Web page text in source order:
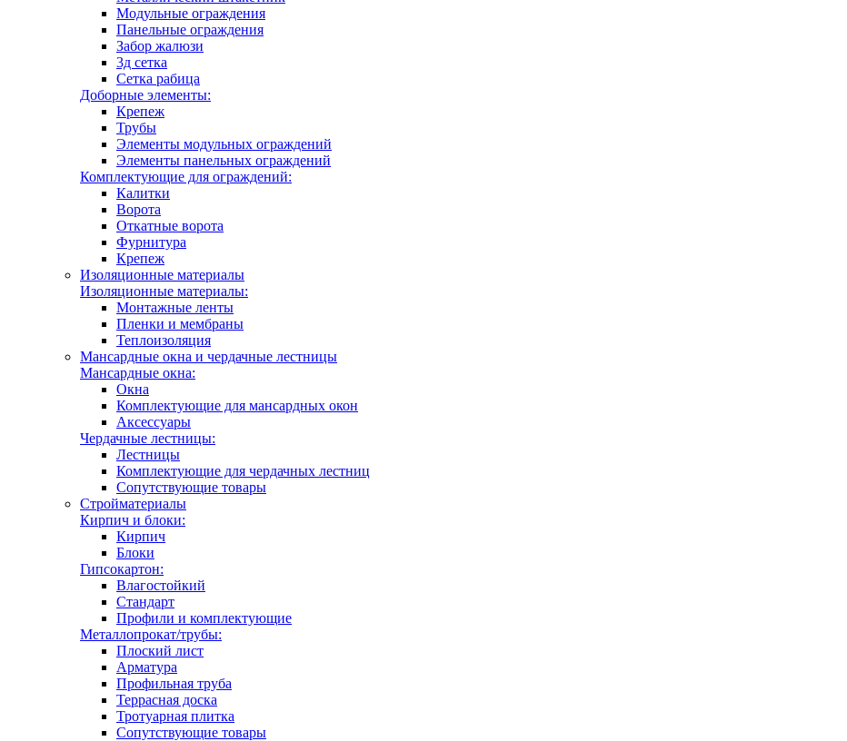
Модульные ограждения
Панельные ограждения
Забор жалюзи
3д сетка
Сетка рабица
Доборные элементы:
Крепеж
Трубы
Элементы модульных ограждений
Элементы панельных ограждений
Комплектующие для ограждений:
Калитки
Ворота
Откатные ворота
Фурнитура
Крепеж
Изоляционные материалы
Изоляционные материалы:
Монтажные ленты
Пленки и мембраны
Теплоизоляция
Мансардные окна и чердачные лестницы
Мансардные окна:
Окна
Комплектующие для мансардных окон
Аксессуары
Чердачные лестницы:
Лестницы
Комплектующие для чердачных лестниц
Сопутствующие товары
Стройматериалы
Кирпич и блоки:
Кирпич
Блоки
Гипсокартон:
Влагостойкий
Стандарт
Профили и комплектующие
Металлопрокат/трубы:
Плоский лист
Арматура
Профильная труба
Террасная доска
Тротуарная плитка
Сопутствующие товары